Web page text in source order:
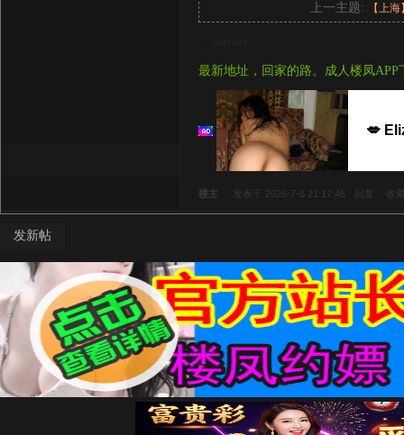
上一主题: 【上
最新地址，回家的路。成人楼凤APP
💋
楼主 发表于 2026-7-6 21:17:46 回复 收
发新帖